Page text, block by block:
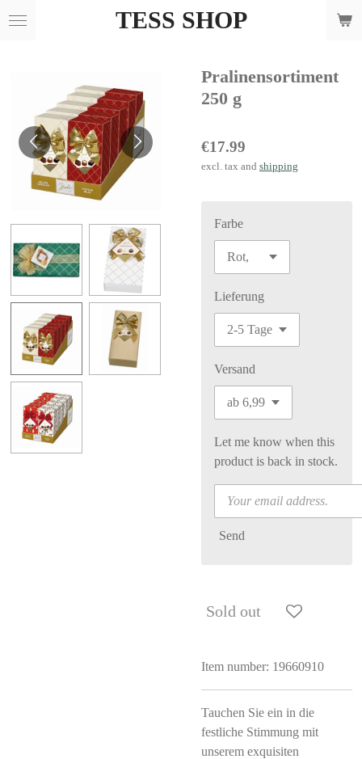
Skip
TESS SHOP
Pralinensortiment
250 g
€17.99
excl. tax and shipping
Farbe
Lieferung
Versand
Let me know when this
product is back in stock.
Send
Sold out
Item number: 19660910
Tauchen Sie ein in die
festliche Stimmung mit
unserem exquisiten